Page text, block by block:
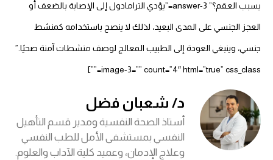
يسبب العقم؟” answer-3=”يؤدي الترامادول إلى الإصابة بالضعف أو
العجز الجنسي على المدى البعيد، لذلك لا ينصح باستخدامه كمنشط
جنسي، وينبغي العودة إلى الطبيب المعالج لوصف منشطات آمنة صحيًا.”
image-3=”” count=”4″ html=”true” css_class=””]
د/ شعبان فضل
أستاذ الصحة النفسية ومدير قسم التأهيل
النفسي بمستشفى الأمل للطب النفسي
وعلاج الإدمان، وعميد كلية الآداب والعلوم.